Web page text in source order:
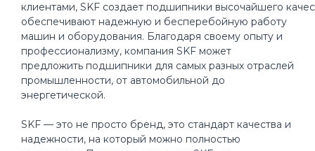
клиентами, SKF создает подшипники высочайшего
обеспечивают надежную и бесперебойную работу
машин и оборудования. Благодаря своему опыту и
профессионализму, компания SKF может
предложить подшипники для самых разных отраслей
промышленности, от автомобильной до
энергетической.
SKF — это не просто бренд, это стандарт качества и
надежности, на который можно полностью